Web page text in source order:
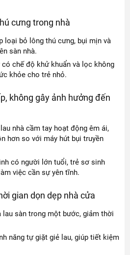
cưng trong nhà
loại bỏ lông thú cưng, bụi mịn và
sàn nhà.
chế độ khử khuẩn và lọc không
khỏe cho trẻ nhỏ.
không gây ảnh hưởng đến
nhà cầm tay hoạt động êm ái,
hơn so với máy hút bụi truyền
có người lớn tuổi, trẻ sơ sinh
việc cần sự yên tĩnh.
gian dọn dẹp nhà cửa
lau sàn trong một bước, giảm thời
năng tự giặt giẻ lau, giúp tiết kiệm